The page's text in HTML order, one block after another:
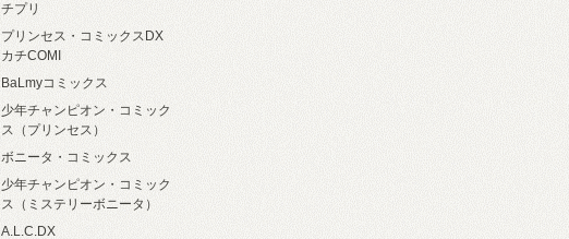
チプリ
プリンセス・コミックスDX
カチCOMI
BaLmyコミックス
少年チャンピオン・コミック
ス（プリンセス）
ボニータ・コミックス
少年チャンピオン・コミック
ス（ミステリーボニータ）
A.L.C.DX